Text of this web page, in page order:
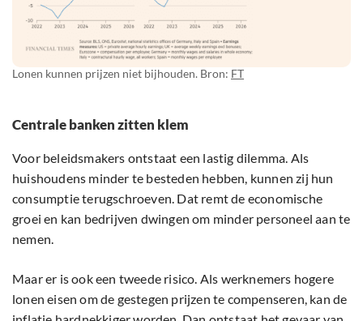
Lonen kunnen prijzen niet bijhouden. Bron: FT
Centrale banken zitten klem
Voor beleidsmakers ontstaat een lastig dilemma. Als
huishoudens minder te besteden hebben, kunnen zij hun
consumptie terugschroeven. Dat remt de economische
groei en kan bedrijven dwingen om minder personeel aan te
nemen.
Maar er is ook een tweede risico. Als werknemers hogere
lonen eisen om de gestegen prijzen te compenseren, kan de